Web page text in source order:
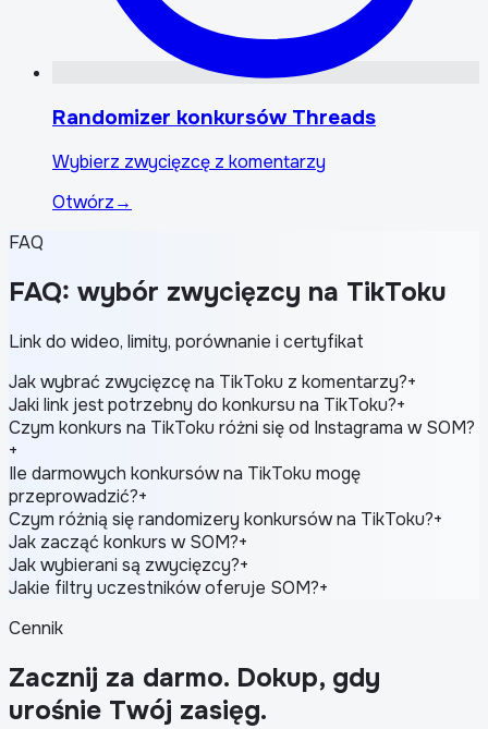
Randomizer konkursów Threads
Wybierz zwycięzcę z komentarzy
Otwórz→
FAQ
FAQ: wybór zwycięzcy na TikToku
Link do wideo, limity, porównanie i certyfikat
Jak wybrać zwycięzcę na TikToku z komentarzy?+
Jaki link jest potrzebny do konkursu na TikToku?+
Czym konkurs na TikToku różni się od Instagrama w SOM?
+
Ile darmowych konkursów na TikToku mogę
przeprowadzić?+
Czym różnią się randomizery konkursów na TikToku?+
Jak zacząć konkurs w SOM?+
Jak wybierani są zwycięzcy?+
Jakie filtry uczestników oferuje SOM?+
Cennik
Zacznij za darmo. Dokup, gdy
urośnie Twój zasięg.